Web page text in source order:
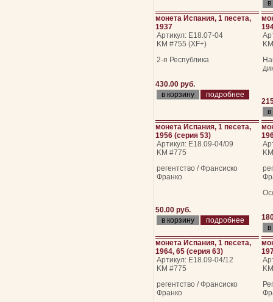
монета Испания, 1 песета,
1937
Артикул: Е18.07-04
KM #755 (XF+)
2-я Республика
430.00 руб.
подробнее
монета Испания, 1 песета,
1956 (серия 53)
Артикул: Е18.09-04/09
KM #775
регентство / Франсиско
Франко
50.00 руб.
подробнее
монета Испания, 1 песета,
1964, 65 (серия 63)
Артикул: Е18.09-04/12
KM #775
регентство / Франсиско
Франко